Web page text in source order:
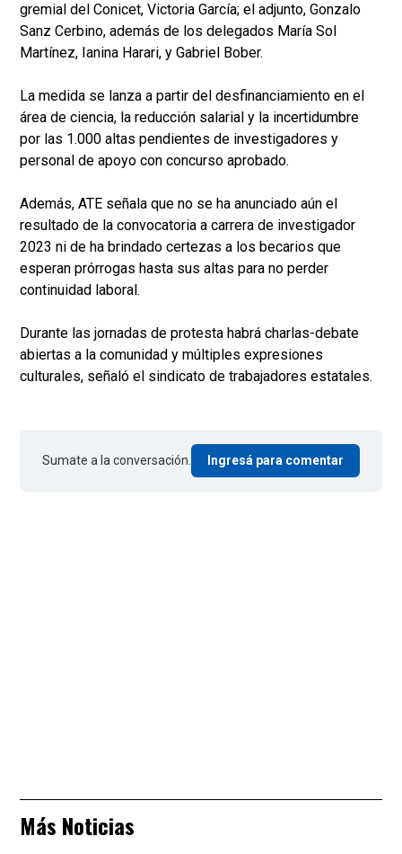
gremial del Conicet, Victoria García; el adjunto, Gonzalo
Sanz Cerbino, además de los delegados María Sol
Martínez, Ianina Harari, y Gabriel Bober.
La medida se lanza a partir del desfinanciamiento en el
área de ciencia, la reducción salarial y la incertidumbre
por las 1.000 altas pendientes de investigadores y
personal de apoyo con concurso aprobado.
Además, ATE señala que no se ha anunciado aún el
resultado de la convocatoria a carrera de investigador
2023 ni de ha brindado certezas a los becarios que
esperan prórrogas hasta sus altas para no perder
continuidad laboral.
Durante las jornadas de protesta habrá charlas-debate
abiertas a la comunidad y múltiples expresiones
culturales, señaló el sindicato de trabajadores estatales.
Sumate a la conversación. Ingresá para comentar
Más Noticias